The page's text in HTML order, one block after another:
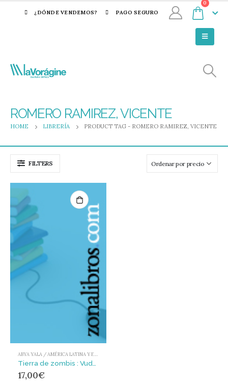
¿DÓNDE VENDEMOS? PAGO SEGURO
0
ROMERO RAMIREZ, VICENTE
HOME LIBRERÍA PRODUCT TAG - ROMERO RAMIREZ, VICENTE
FILTERS
ABYA YALA / AMÉRICA LATINA Y EL CARIBE
17,00€